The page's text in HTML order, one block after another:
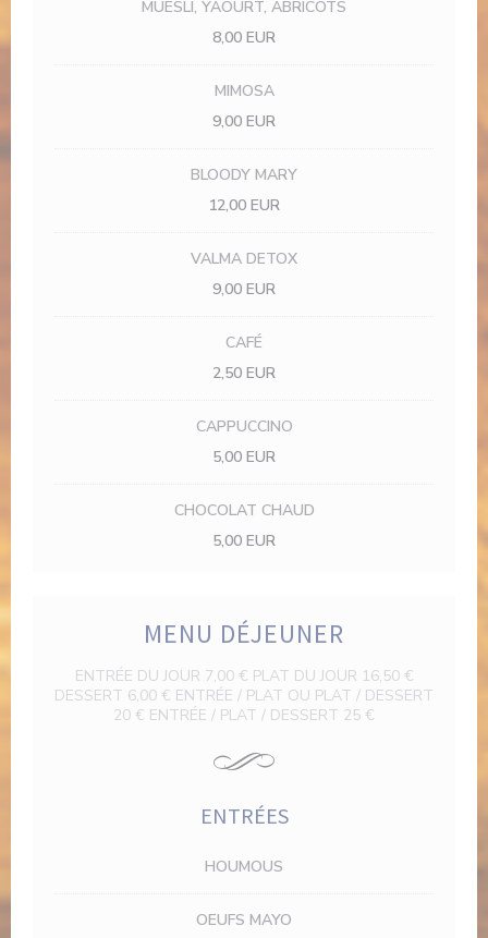
MUESLI, YAOURT, ABRICOTS
8,00 EUR
MIMOSA
9,00 EUR
BLOODY MARY
12,00 EUR
VALMA DETOX
9,00 EUR
CAFÉ
2,50 EUR
CAPPUCCINO
5,00 EUR
CHOCOLAT CHAUD
5,00 EUR
MENU DÉJEUNER
ENTRÉE DU JOUR 7,00 € PLAT DU JOUR 16,50 €
DESSERT 6,00 € ENTRÉE / PLAT OU PLAT / DESSERT
20 € ENTRÉE / PLAT / DESSERT 25 €
ENTRÉES
HOUMOUS
OEUFS MAYO